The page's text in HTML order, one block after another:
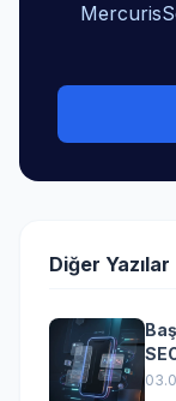
Diğer Yazılar